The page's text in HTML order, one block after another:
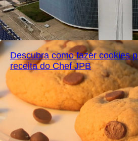
Descubra como fazer cookies
receita do Chef JPB